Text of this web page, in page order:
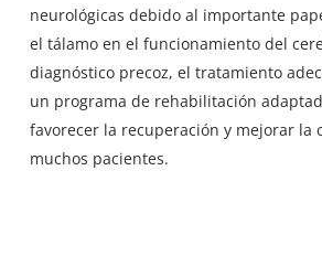
neurológicas debido al importante
el tálamo en el funcionamiento del
diagnóstico precoz, el tratamiento
un programa de rehabilitación
favorecer la recuperación y mejorar la
muchos pacientes.